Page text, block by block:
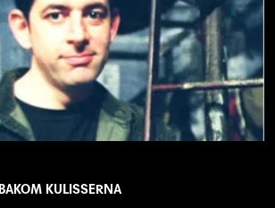
BAKOM KULISSERNA